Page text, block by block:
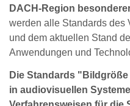
DACH-Region
werden alle Standards des
und dem aktuellen Stand
Anwendungen und
Die Standards
in audiovisuellen